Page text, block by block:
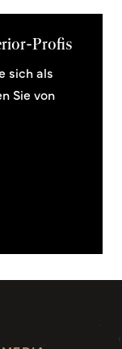
Profis
sich als
Sie von